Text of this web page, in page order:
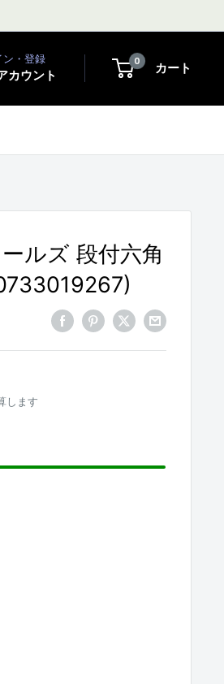
ン・登録
カウント
0 カート
ルズ 段付六角
します